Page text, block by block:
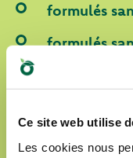
Ce site web utilise
Les cookies nous
formulés
formulés